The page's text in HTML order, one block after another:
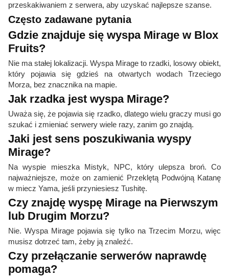
przeskakiwaniem z serwera, aby uzyskać najlepsze szanse.
Często zadawane pytania
Gdzie znajduje się wyspa Mirage w Blox
Fruits?
Nie ma stałej lokalizacji. Wyspa Mirage to rzadki, losowy obiekt,
który pojawia się gdzieś na otwartych wodach Trzeciego
Morza, bez znacznika na mapie.
Jak rzadka jest wyspa Mirage?
Uważa się, że pojawia się rzadko, dlatego wielu graczy musi go
szukać i zmieniać serwery wiele razy, zanim go znajdą.
Jaki jest sens poszukiwania wyspy
Mirage?
Na wyspie mieszka Mistyk, NPC, który ulepsza broń. Co
najważniejsze, może on zamienić Przeklętą Podwójną Katanę
w miecz Yama, jeśli przyniesiesz Tushitę.
Czy znajdę wyspę Mirage na Pierwszym
lub Drugim Morzu?
Nie. Wyspa Mirage pojawia się tylko na Trzecim Morzu, więc
musisz dotrzeć tam, żeby ją znaleźć.
Czy przełączanie serwerów naprawdę
pomaga?